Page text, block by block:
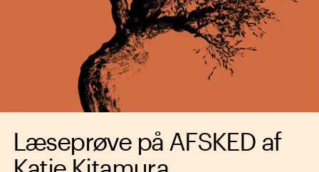
Læseprøve på AFSKED af
Katie Kitamura